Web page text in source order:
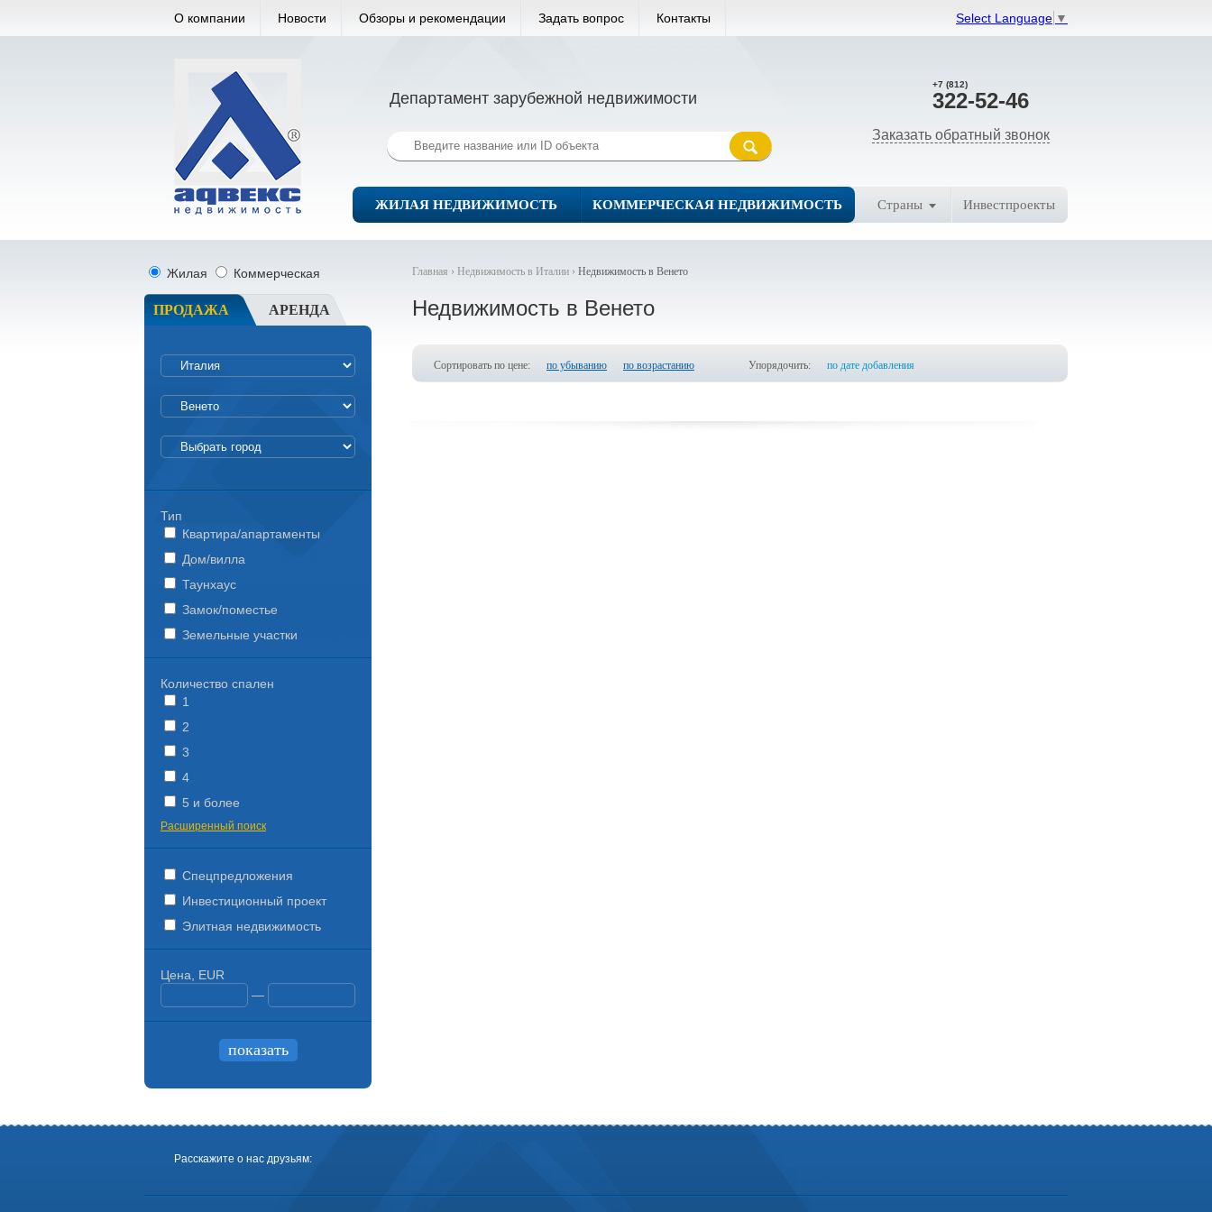
Select Language ▼
О компании Новости Обзоры и рекомендации Задать вопрос Контакты
+7 (812)
322-52-46
Заказать обратный звонок
Департамент зарубежной недвижимости
ЖИЛАЯ НЕДВИЖИМОСТЬ КОММЕРЧЕСКАЯ НЕДВИЖИМОСТЬ Страны Инвестпроекты
Главная › Недвижимость в Италии › Недвижимость в Венето
Недвижимость в Венето
Сортировать по цене: по убыванию по возрастанию Упорядочить: по дате добавления
Жилая Коммерческая
ПРОДАЖА АРЕНДА
Тип
Квартира/апартаменты
Дом/вилла
Таунхаус
Замок/поместье
Земельные участки
Количество спален
1
2
3
4
5 и более
Расширенный поиск
Спецпредложения
Инвестиционный проект
Элитная недвижимость
Цена, EUR
—
Расскажите о нас друзьям: